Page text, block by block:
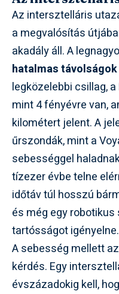
Az intersztelláris
a megvalósítás
akadály áll. A
hatalmas távolságok
legközelebbi csillag,
mint 4 fényévre van,
kilométert jelent. A
űrszondák, mint a
sebességgel
tízezer évbe telne
időtáv túl hosszú
és még egy
tartósságot igényelne.
A sebesség mellett az
kérdés. Egy
évszázadokig kell,